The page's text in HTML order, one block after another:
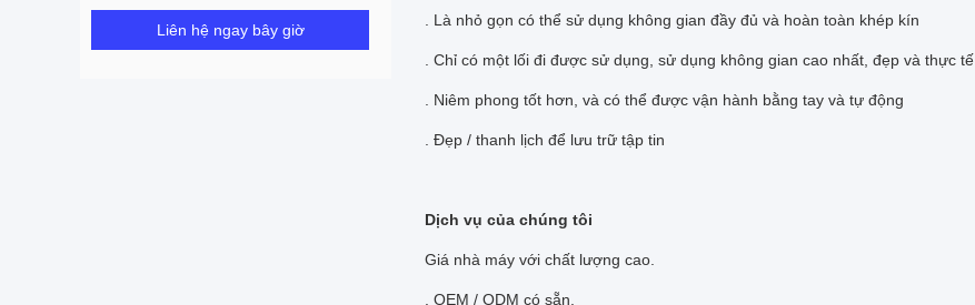
Liên hệ ngay bây giờ
. Là nhỏ gọn có thể sử dụng không gian đầy đủ và hoàn toàn khép kín
. Chỉ có một lối đi được sử dụng, sử dụng không gian cao nhất, đẹp và thực tế
. Niêm phong tốt hơn, và có thể được vận hành bằng tay và tự động
. Đẹp / thanh lịch để lưu trữ tập tin
Dịch vụ của chúng tôi
Giá nhà máy với chất lượng cao.
. OEM / ODM có sẵn.